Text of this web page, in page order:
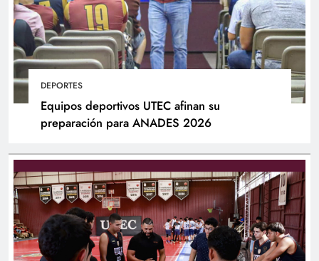
DEPORTES
Equipos deportivos UTEC afinan su
preparación para ANADES 2026